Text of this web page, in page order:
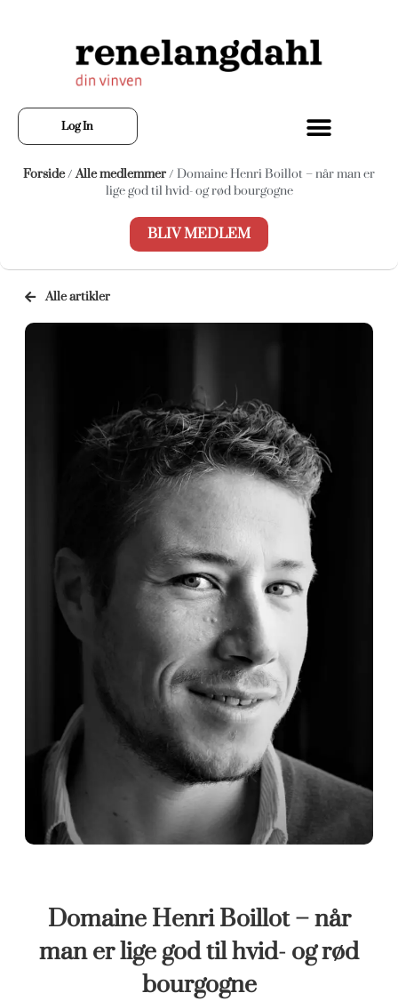
Log In
Forside/Alle medlemmer/ Domaine Henri Boillot – når man er
lige god til hvid- og rød bourgogne
BLIV MEDLEM
Alle artikler
Domaine Henri Boillot – når
man er lige god til hvid- og rød
bourgogne